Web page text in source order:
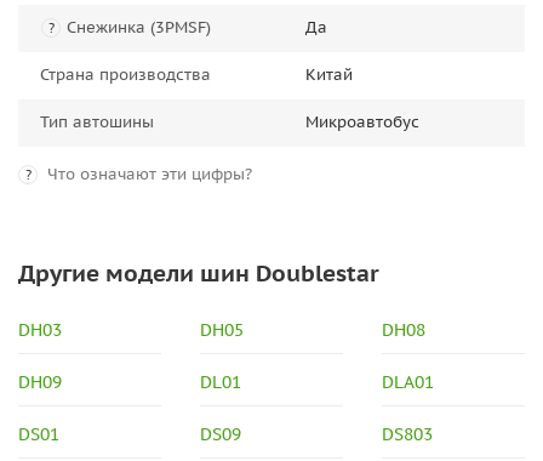
? Снежинка (3PMSF) Да
Страна производства Китай
Тип автошины Микроавтобус
? Что означают эти цифры?
Другие модели шин Doublestar
DH03 DH05 DH08
DH09 DL01 DLA01
DS01 DS09 DS803